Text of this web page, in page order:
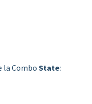
la Combo State: